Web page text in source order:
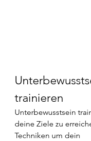
trainieren
Unterbewusstsein
deine Ziele zu
Techniken um dein